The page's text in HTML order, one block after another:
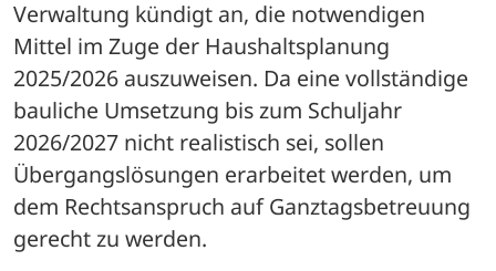
Verwaltung kündigt an, die notwendigen
Mittel im Zuge der Haushaltsplanung
2025/2026 auszuweisen. Da eine vollständige
bauliche Umsetzung bis zum Schuljahr
2026/2027 nicht realistisch sei, sollen
Übergangslösungen erarbeitet werden, um
dem Rechtsanspruch auf Ganztagsbetreuung
gerecht zu werden.